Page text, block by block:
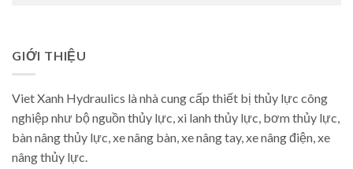
GIỚI THIỆU
Viet Xanh Hydraulics là nhà cung cấp thiết bị thủy lực công
nghiệp như bộ nguồn thủy lực, xi lanh thủy lực, bơm thủy lực,
bàn nâng thủy lực, xe nâng bàn, xe nâng tay, xe nâng điện, xe
nâng thủy lực.